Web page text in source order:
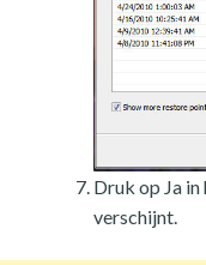
Druk op Ja
verschijnt.